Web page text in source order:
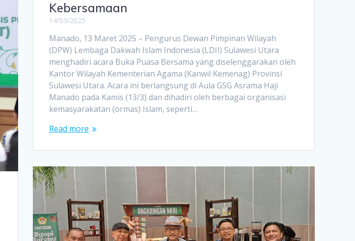
Kebersamaan
14/03/2025
Manado, 13 Maret 2025 – Pengurus Dewan Pimpinan Wilayah
(DPW) Lembaga Dakwah Islam Indonesia (LDII) Sulawesi Utara
menghadiri acara Buka Puasa Bersama yang diselenggarakan oleh
Kantor Wilayah Kementerian Agama (Kanwil Kemenag) Provinsi
Sulawesi Utara. Acara ini berlangsung di Aula GSG Asrama Haji
Manado pada Kamis (13/3) dan dihadiri oleh berbagai organisasi
kemasyarakatan (ormas) Islam, seperti…
Read more